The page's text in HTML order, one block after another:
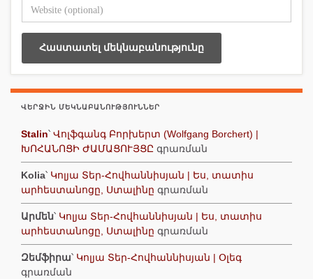
ՎԵՐՋԻՆ ՄԵԿՆԱԲԱՆՈՒԹՅՈՒՆՆԵՐ
Stalin՝ Վոլֆգանգ Բորխերտ (Wolfgang Borchert) |
ԽՈՀԱՆՈՑԻ ԺԱՄԱՑՈՒՅՑԸ գրառման
Kolia՝ Կոլյա Տեր-Հովհաննիսյան | Ես, տատիս
արհեստանոցը, Ստալինը գրառման
Արմեն՝ Կոլյա Տեր-Հովհաննիսյան | Ես, տատիս
արհեստանոցը, Ստալինը գրառման
Զեմֆիրա՝ Կոլյա Տեր-Հովհաննիսյան | Օլեգ
գրառման